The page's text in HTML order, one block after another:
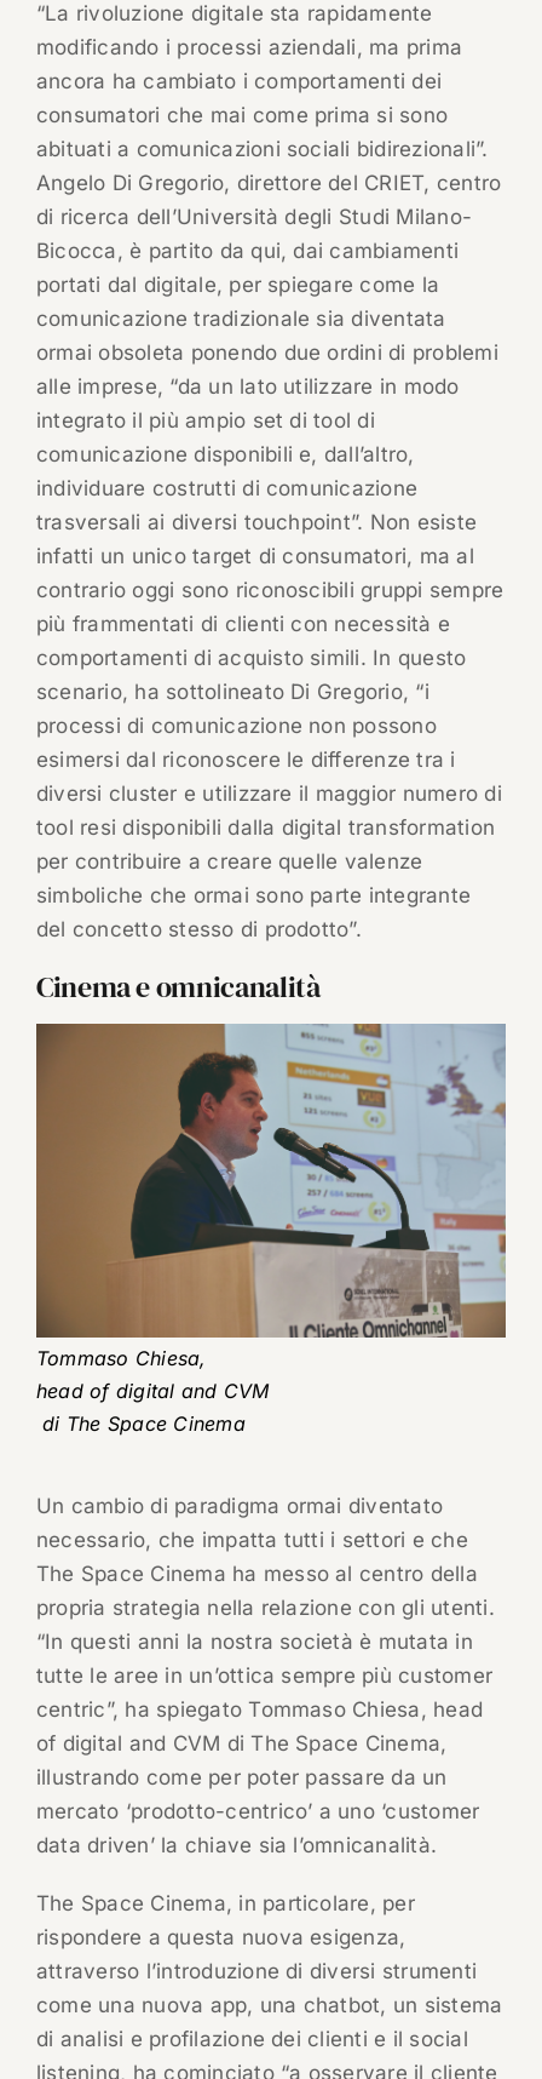
“La rivoluzione digitale sta rapidamente
modificando i processi aziendali, ma prima
ancora ha cambiato i comportamenti dei
consumatori che mai come prima si sono
abituati a comunicazioni sociali bidirezionali”.
Angelo Di Gregorio, direttore del CRIET, centro
di ricerca dell’Università degli Studi Milano-
Bicocca, è partito da qui, dai cambiamenti
portati dal digitale, per spiegare come la
comunicazione tradizionale sia diventata
ormai obsoleta ponendo due ordini di problemi
alle imprese, “da un lato utilizzare in modo
integrato il più ampio set di tool di
comunicazione disponibili e, dall’altro,
individuare costrutti di comunicazione
trasversali ai diversi touchpoint”. Non esiste
infatti un unico target di consumatori, ma al
contrario oggi sono riconoscibili gruppi sempre
più frammentati di clienti con necessità e
comportamenti di acquisto simili. In questo
scenario, ha sottolineato Di Gregorio, “i
processi di comunicazione non possono
esimersi dal riconoscere le differenze tra i
diversi cluster e utilizzare il maggior numero di
tool resi disponibili dalla digital transformation
per contribuire a creare quelle valenze
simboliche che ormai sono parte integrante
del concetto stesso di prodotto”.
Cinema e omnicanalità
Tommaso Chiesa,
head of digital and CVM
di The Space Cinema
Un cambio di paradigma ormai diventato
necessario, che impatta tutti i settori e che
The Space Cinema ha messo al centro della
propria strategia nella relazione con gli utenti.
“In questi anni la nostra società è mutata in
tutte le aree in un’ottica sempre più customer
centric”, ha spiegato Tommaso Chiesa, head
of digital and CVM di The Space Cinema,
illustrando come per poter passare da un
mercato ‘prodotto-centrico’ a uno ‘customer
data driven’ la chiave sia l’omnicanalità.
The Space Cinema, in particolare, per
rispondere a questa nuova esigenza,
attraverso l’introduzione di diversi strumenti
come una nuova app, una chatbot, un sistema
di analisi e profilazione dei clienti e il social
listening, ha cominciato “a osservare il cliente